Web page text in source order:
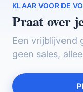
KLAAR VOOR DE
Praat over
Een vrijblijvend
geen sales,